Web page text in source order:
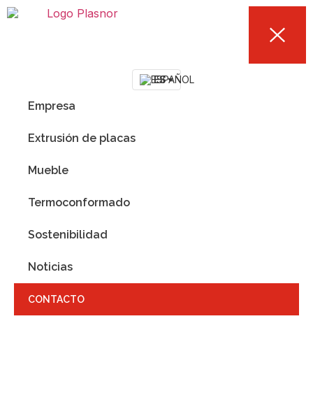
ES
Empresa
Extrusión de placas
Mueble
Termoconformado
Sostenibilidad
Noticias
CONTACTO